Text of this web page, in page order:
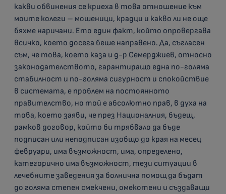
какви обвинения се криеха в това отношение към
моите колеги – мошеници, крадци и какво ли не още
бяхме наричани. Ето един факт, който опровергава
всичко, което досега беше направено. Да, съгласен
съм, че това, което каза и д-р Семерджиев, относно
законодателството, гарантиращо една по-голяма
стабилност и по-голяма сигурност и спокойствие
в системата, е проблем на постоянното
правителство, но той е абсолютно прав, в духа на
това, което заяви, че през Националния, бъдещ,
рамков договор, който би трябвало да бъде
подписан или неподписан изобщо до края на месец
февруари, има възможност, има, определено,
категорично има възможност, тези ситуации в
лечебните заведения за болнична помощ да бъдат
до голяма степен смекчени, омекотени и създаващи